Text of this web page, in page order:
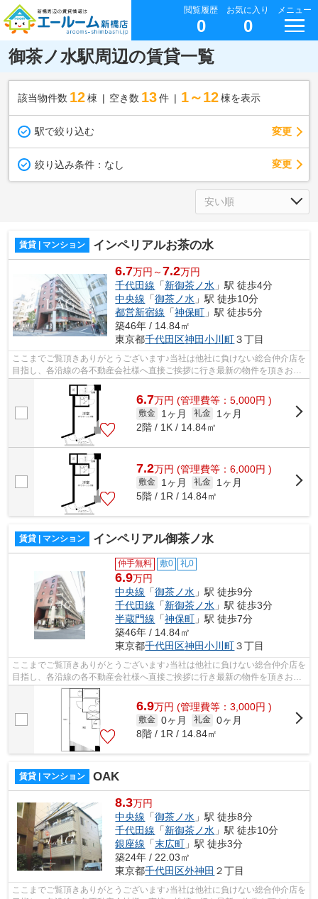
閲覧履歴
0
お気に入り
0
メニュー
御茶ノ水駅周辺の賃貸一覧
該当物件数 12棟 空き数 13 件 1～12 棟を表示
駅で絞り込む 変更
絞り込み条件： なし 変更
賃貸 | マンション インペリアルお茶の水
6.7万円～7.2万円
千代田線 「新御茶ノ水 」駅 徒歩4分
中央線 「御茶ノ水 」駅 徒歩10分
都営新宿線 「神保町 」駅 徒歩5分
築46年 / 14.84㎡
東京都千代田区神田小川町３丁目
ここまでご覧頂きありがとうございます♪当社は他社に負けない総合仲介店を
目指し、各沿線の各不動産会社様へ直接ご挨拶に行き最新の物件を頂きお客
様へ提供しております！最新の情報は...
6.7万円 (管理費等：5,000円 )
敷金 1ヶ月 礼金
1ヶ月
2階 / 1K / 14.84㎡
7.2万円 (管理費等：6,000円 )
敷金 1ヶ月 礼金
1ヶ月
5階 / 1R / 14.84㎡
賃貸 | マンション インペリアル御茶ノ水
仲手無料 敷0 礼0
6.9万円
中央線 「御茶ノ水 」駅 徒歩9分
千代田線 「新御茶ノ水 」駅 徒歩3分
半蔵門線 「神保町 」駅 徒歩7分
築46年 / 14.84㎡
東京都千代田区神田小川町３丁目
ここまでご覧頂きありがとうございます♪当社は他社に負けない総合仲介店を
目指し、各沿線の各不動産会社様へ直接ご挨拶に行き最新の物件を頂きお客
様へ提供しております！最新の情報は...
6.9万円 (管理費等：3,000円 )
敷金 0ヶ月 礼金 0ヶ月
8階 / 1R / 14.84㎡
賃貸 | マンション OAK
8.3万円
中央線 「御茶ノ水 」駅 徒歩8分
千代田線 「新御茶ノ水 」駅 徒歩10分
銀座線 「末広町 」駅 徒歩3分
築24年 / 22.03㎡
東京都千代田区外神田 ２丁目
ここまでご覧頂きありがとうございます♪当社は他社に負けない総合仲介店を